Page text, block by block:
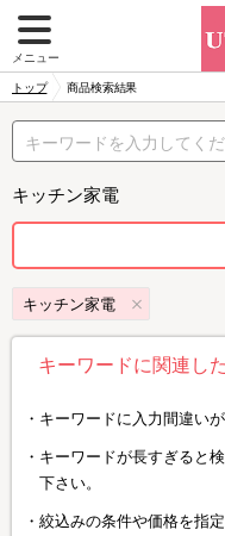
メニュー
トップ 商品検索結果
キッチン家電
キッチン家電
キーワードに関連し
キーワードに入力間違い
キーワードが長すぎると
下さい。
絞込みの条件や価格を指